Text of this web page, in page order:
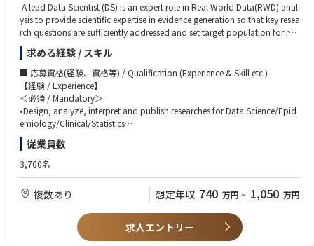
o:
Emerging science and innovation relevant to TA Inflammation
Proof-of-Concept (PoC) study design, including endpoint selection
Biomarker strategy
■Regulatory and Organizational Requirements
Operates within the requirements of global Standard Operating Procedu
res (SOPs) and working instructions.
■Job Complexity
Complex due to:
・Global nature of the role
・Matrix organization
・Direct multidisciplinary interaction
■Interfaces
・Global matrix teams
・Regional BI counterparts
A lead Data Scientist (DS) is an expert role in Real World Data(RWD) anal
ysis to provide scientific expertise in evidence generation so that key resea
rch questions are sufficiently addressed and set target population for res
earch. And all researches/analyses are planned and delivered in a way th
at represent cutting-edge science, methodologies, technologies, process
es, and solutions in the Pharm industry. Lead Data Scientist reports to dir
ector of Data Science, Medical.
•Lead/co-lead observational/database research and data analysis includ
ing Market/R&D analysis
•Assess study design/target population/data source/data handling/anal
ytical method and give clear inputs from an epidemiological point of vie
w
•Oversee venders and manage timeline, quality of outputs, resource, & c
ost of their responsible researches
•Survey & assess the necessary information for database and recommen
•Develop AI use fit for purpose
•Implement AI (including Generative AI) to their work process not only for
求める経験 / スキル
■ 応募資格(経験、資格等) / Qualification (Experience & Skill etc.)
【経験 / Experience】
＜必須 / Mandatory＞
•Design, analyze, interpret and publish researches for Data Science/Epid
emiology/Clinical/Statistics
•Manage, and/or lead group of members who are responsible for condu
cting clinical/epidemiologic research, analysis of data, reading of the da
ta for efficacy, safety, clinical effectiveness and epidemiological assessm
c features)*
*Mandatory only for those with pharmaceutical industry experience
•Make manuscript for their own specialized topics
＜歓迎 / Nice to have＞
従業員数
3,700名
複数あり 想定年収 740 万円 ~ 1,050 万円
求人エントリー